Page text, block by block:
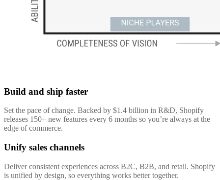
Build and ship faster
Set the pace of change. Backed by $1.4 billion in R&D, Shopify
releases 150+ new features every 6 months so you’re always at the
edge of commerce.
Unify sales channels
Deliver consistent experiences across B2C, B2B, and retail. Shopify
is unified by design, so everything works better together.